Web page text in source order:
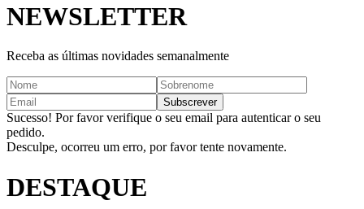
NEWSLETTER
Receba as últimas novidades semanalmente
Sucesso! Por favor verifique o seu email para autenticar o seu
pedido.
Desculpe, ocorreu um erro, por favor tente novamente.
DESTAQUE